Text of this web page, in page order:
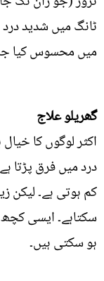
ٹانگ میں شدید
میں محسوس کیا
گھریلو علاج
اکثر لوگوں کا
درد میں فرق پڑتا
کم ہوتی ہے۔ لیکن
سکتاہے۔ ایسی کچھ
ہو سکتی ہیں۔